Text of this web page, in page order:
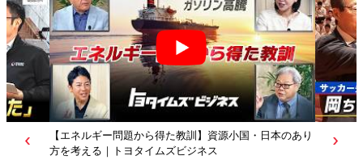
【若者たちへ】岡田武史さんが“特別授業”で語ったこと
｜サッカー日本代表元監督｜トヨタイムズニュース